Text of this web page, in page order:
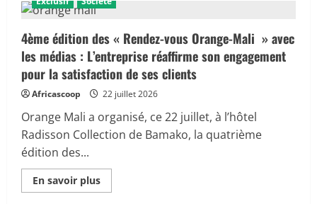
Nigeria
épidémie
de
choléra
fait
au
198
dans
l’État
de
4ème édition des « Rendez-vous Orange-Mali » avec
les médias : L’entreprise réaffirme son engagement
pour la satisfaction de ses clients
Africascoop 22 juillet 2026
Orange Mali a organisé, ce 22 juillet, à l’hôtel
Radisson Collection de Bamako, la quatrième
édition des...
En savoir plusEn
savoir
Action Humanitaire